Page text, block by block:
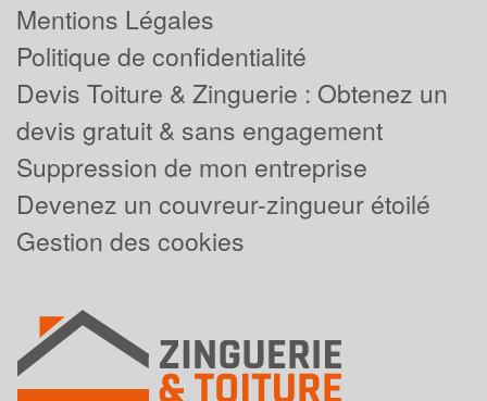
Mentions Légales
Politique de confidentialité
Devis Toiture & Zinguerie : Obtenez un
devis gratuit & sans engagement
Suppression de mon entreprise
Devenez un couvreur-zingueur étoilé
Gestion des cookies